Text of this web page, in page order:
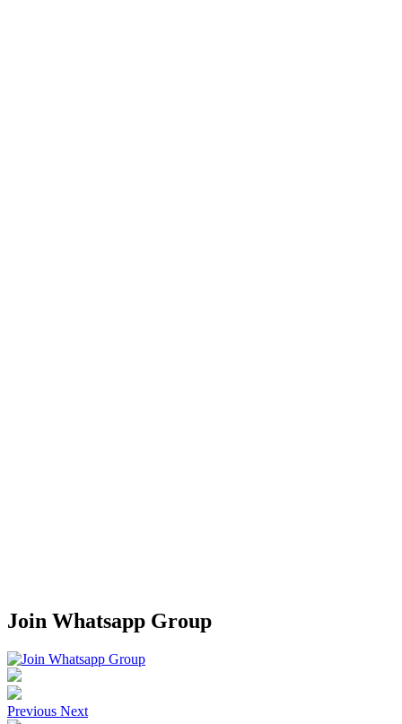
Join Whatsapp Group
Previous Next